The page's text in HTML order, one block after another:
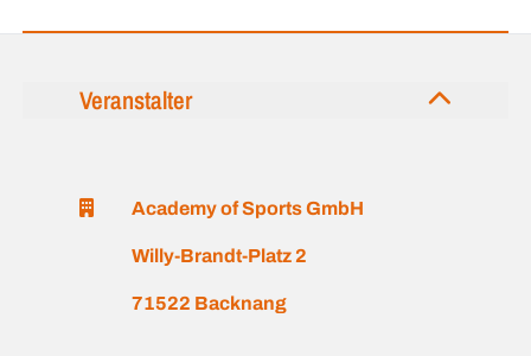
Veranstalter
Academy of Sports GmbH
Willy-Brandt-Platz 2
71522 Backnang